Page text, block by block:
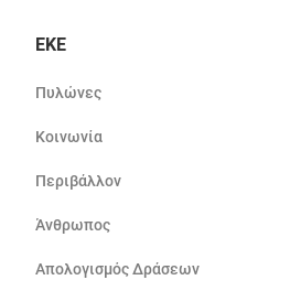
ΕΚΕ
Πυλώνες
Κοινωνία
Περιβάλλον
Άνθρωπος
Απολογισμός Δράσεων